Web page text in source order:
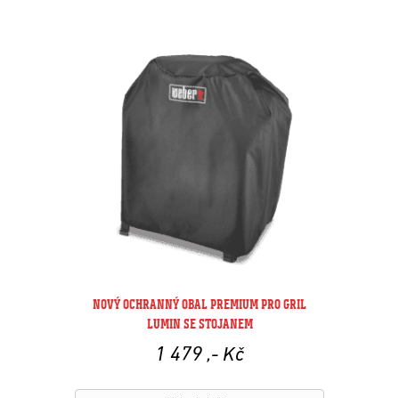
NOVÝ OCHRANNÝ OBAL PREMIUM PRO GRIL
LUMIN SE STOJANEM
1 479 ,- Kč